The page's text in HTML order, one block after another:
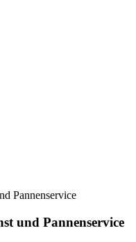
und Pannenservice